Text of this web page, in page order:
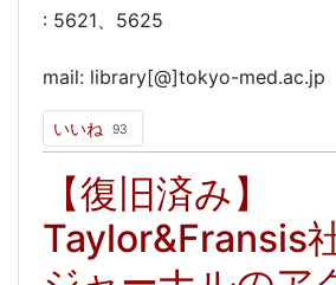
: 5621、5625
mail: library[@]tokyo-med.ac.jp
いいね 93
【復旧済み】
Taylor&Fransis